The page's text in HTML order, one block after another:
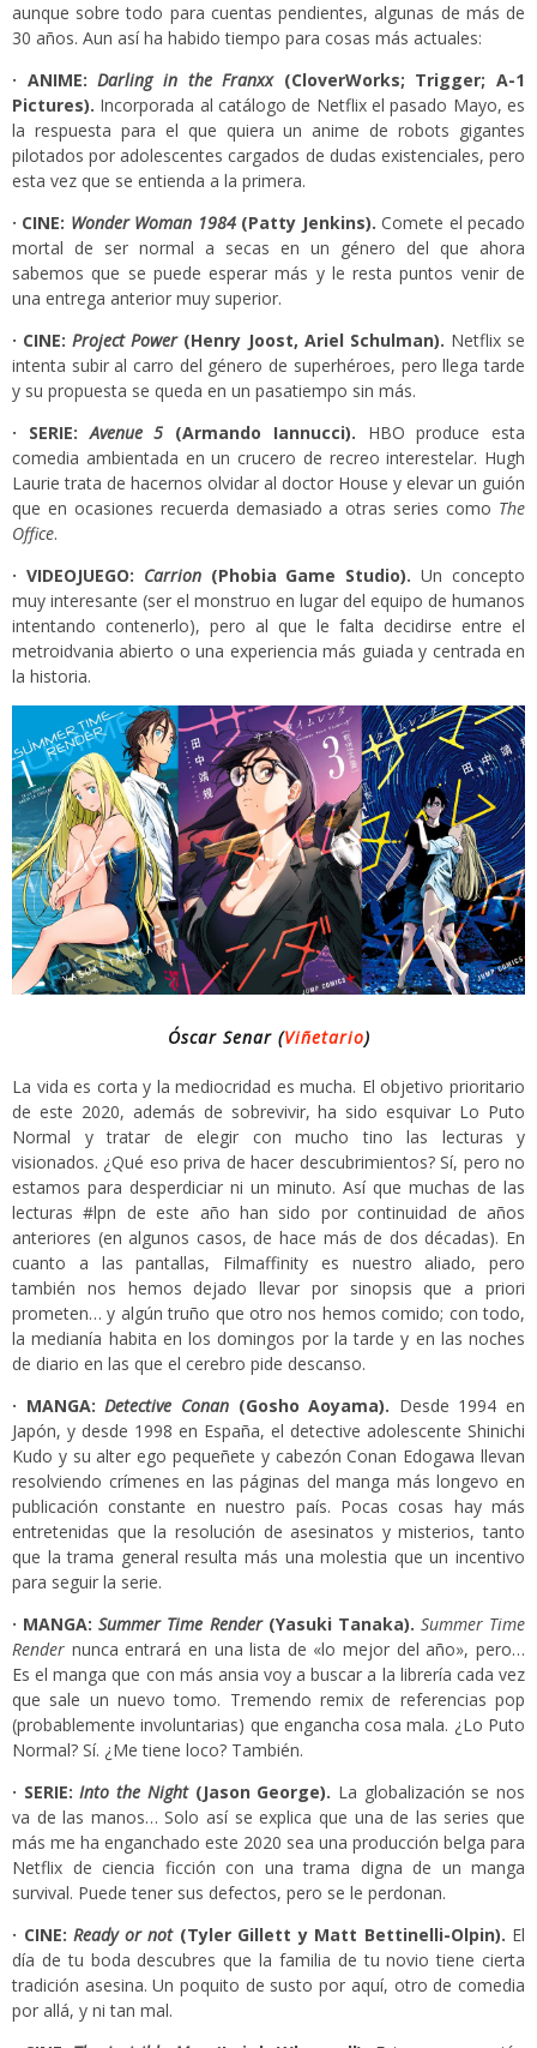
aunque sobre todo para cuentas pendientes, algunas de más de
30 años. Aun así ha habido tiempo para cosas más actuales:
· ANIME:Darling in the Franxx(CloverWorks; Trigger; A-1
Pictures). Incorporada al catálogo de Netflix el pasado Mayo, es
la respuesta para el que quiera un anime de robots gigantes
pilotados por adolescentes cargados de dudas existenciales, pero
esta vez que se entienda a la primera.
· CINE: Wonder Woman 1984(Patty Jenkins). Comete el pecado
mortal de ser normal a secas en un género del que ahora
sabemos que se puede esperar más y le resta puntos venir de
una entrega anterior muy superior.
· CINE:Project Power(Henry Joost, Ariel Schulman). Netflix se
intenta subir al carro del género de superhéroes, pero llega tarde
y su propuesta se queda en un pasatiempo sin más.
· SERIE:Avenue 5 (Armando Iannucci). HBO produce esta
comedia ambientada en un crucero de recreo interestelar. Hugh
Laurie trata de hacernos olvidar al doctor House y elevar un guión
que en ocasiones recuerda demasiado a otras series como The
Office.
· VIDEOJUEGO: Carrion(Phobia Game Studio). Un concepto
muy interesante (ser el monstruo en lugar del equipo de humanos
intentando contenerlo), pero al que le falta decidirse entre el
metroidvania abierto o una experiencia más guiada y centrada en
la historia.
Óscar Senar (Viñetario)
La vida es corta y la mediocridad es mucha. El objetivo prioritario
de este 2020, además de sobrevivir, ha sido esquivar Lo Puto
Normal y tratar de elegir con mucho tino las lecturas y
visionados. ¿Qué eso priva de hacer descubrimientos? Sí, pero no
estamos para desperdiciar ni un minuto. Así que muchas de las
lecturas #lpn de este año han sido por continuidad de años
anteriores (en algunos casos, de hace más de dos décadas). En
cuanto a las pantallas, Filmaffinity es nuestro aliado, pero
también nos hemos dejado llevar por sinopsis que a priori
prometen… y algún truño que otro nos hemos comido; con todo,
la medianía habita en los domingos por la tarde y en las noches
de diario en las que el cerebro pide descanso.
· MANGA:Detective Conan(Gosho Aoyama). Desde 1994 en
Japón, y desde 1998 en España, el detective adolescente Shinichi
Kudo y su alter ego pequeñete y cabezón Conan Edogawa llevan
resolviendo crímenes en las páginas del manga más longevo en
publicación constante en nuestro país. Pocas cosas hay más
entretenidas que la resolución de asesinatos y misterios, tanto
que la trama general resulta más una molestia que un incentivo
para seguir la serie.
· MANGA:Summer Time Render(Yasuki Tanaka). Summer Time
Render nunca entrará en una lista de «lo mejor del año», pero…
Es el manga que con más ansia voy a buscar a la librería cada vez
que sale un nuevo tomo. Tremendo remix de referencias pop
(probablemente involuntarias) que engancha cosa mala. ¿Lo Puto
Normal? Sí. ¿Me tiene loco? También.
· SERIE: Into the Night(Jason George). La globalización se nos
va de las manos… Solo así se explica que una de las series que
más me ha enganchado este 2020 sea una producción belga para
Netflix de ciencia ficción con una trama digna de un manga
survival. Puede tener sus defectos, pero se le perdonan.
· CINE: Ready or not(Tyler Gillett y Matt Bettinelli-Olpin). El
día de tu boda descubres que la familia de tu novio tiene cierta
tradición asesina. Un poquito de susto por aquí, otro de comedia
por allá, y ni tan mal.